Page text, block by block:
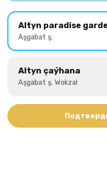
Altyn paradise
Aşgabat ş.
Altyn çaýhana
Aşgabat ş. Wokzal